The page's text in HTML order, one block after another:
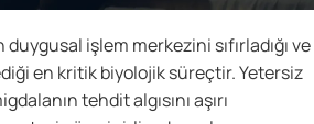
işlem merkezini sıfırladığı ve
en kritik biyolojik süreçtir. Yetersiz
tehdit algısını aşırı